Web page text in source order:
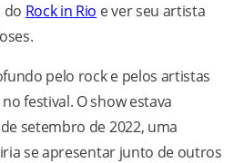
do Rock in Rio e ver seu artista
pelo rock e pelos artistas
festival. O show estava
setembro de 2022, uma
se apresentar junto de outros